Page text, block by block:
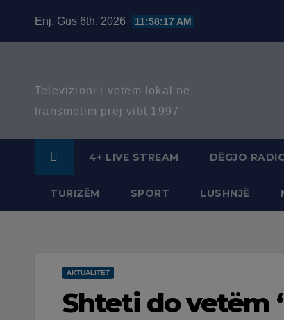
Enj. Gus 6th, 2026 11:58:18 AM
Televizioni i vetëm lokal në
transmetim prej vitit 1997
4+ LIVE STREAM DËGJO
TURIZËM SPORT LUSHNJË
AKTUALITET
Shteti do vetëm